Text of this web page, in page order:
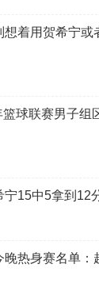
想着用贺希宁或
球联赛男子组
宁15中5拿到12
晚热身赛名单：